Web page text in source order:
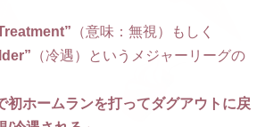
（意味：無視）もしく
（冷遇）というメジャーリーグの
初ホームランを打ってダグアウトに戻